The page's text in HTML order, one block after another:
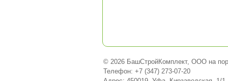
© 2026 БашСтройКомплект, ООО на
Телефон: +7 (347) 273-07-20